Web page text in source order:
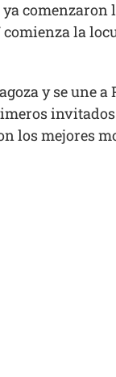
comenzaron
la
y se une a
los mejores